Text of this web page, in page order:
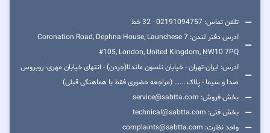
تلفن تماس: 02191094757 - 32 خط
آدرس دفتر لندن: 7 Coronation Road, Dephna House, Launchese
#105, London, United Kingdom, NW10 7PQ
آدرس: ایران-تهران - خیابان نلسون ماندلا(جردن) - انتهای خیابان مهری- روبروس
صدا و سیما - پلاک ...... (مراجعه حضوری فقط با هماهنگی قبلی)
بخش فروش: service@sabtta.com
بخش فنی: technical@sabtta.com
واحد نظارت: complaints@sabtta.com